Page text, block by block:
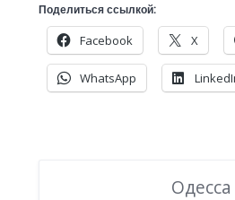
Поделиться ссылкой:
Facebook X
WhatsApp
Одесса